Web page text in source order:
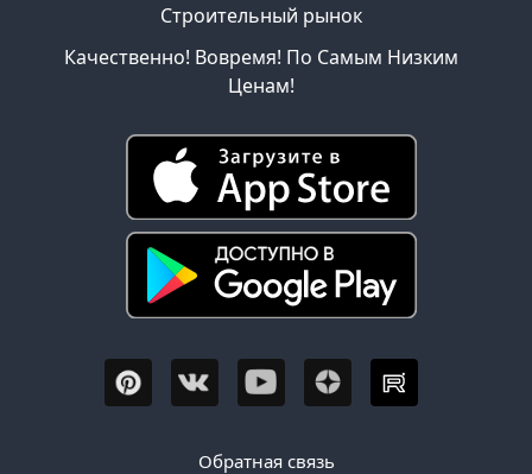
Строительный рынок
Качественно! Вовремя! По Самым Низким
Ценам!
Обратная связь